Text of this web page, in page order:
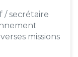
/ secrétaire
missions